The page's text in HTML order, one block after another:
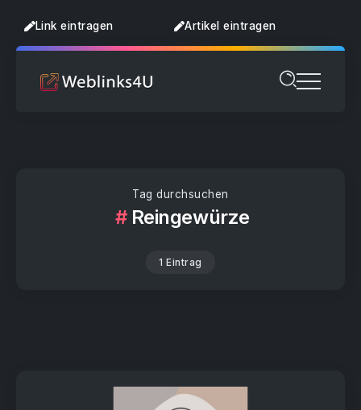
Link eintragen Artikel eintragen
Tag durchsuchen
Reingewürze
1 Eintrag